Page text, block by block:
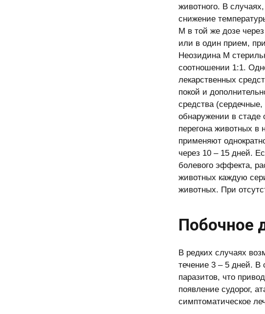
животного. В
снижение
М в той же дозе
или в один прием,
Неозидина М
соотношении 1:1.
лекарственных
покой и
средства
обнаружении в стаде
перегона животных в
применяют
через 10 – 15 дней.
болевого эффекта,
животных каждую
животных. При
Побочное
В редких случаях
течение 3 – 5 дней. В
паразитов, что
появление судорог,
симптоматическое